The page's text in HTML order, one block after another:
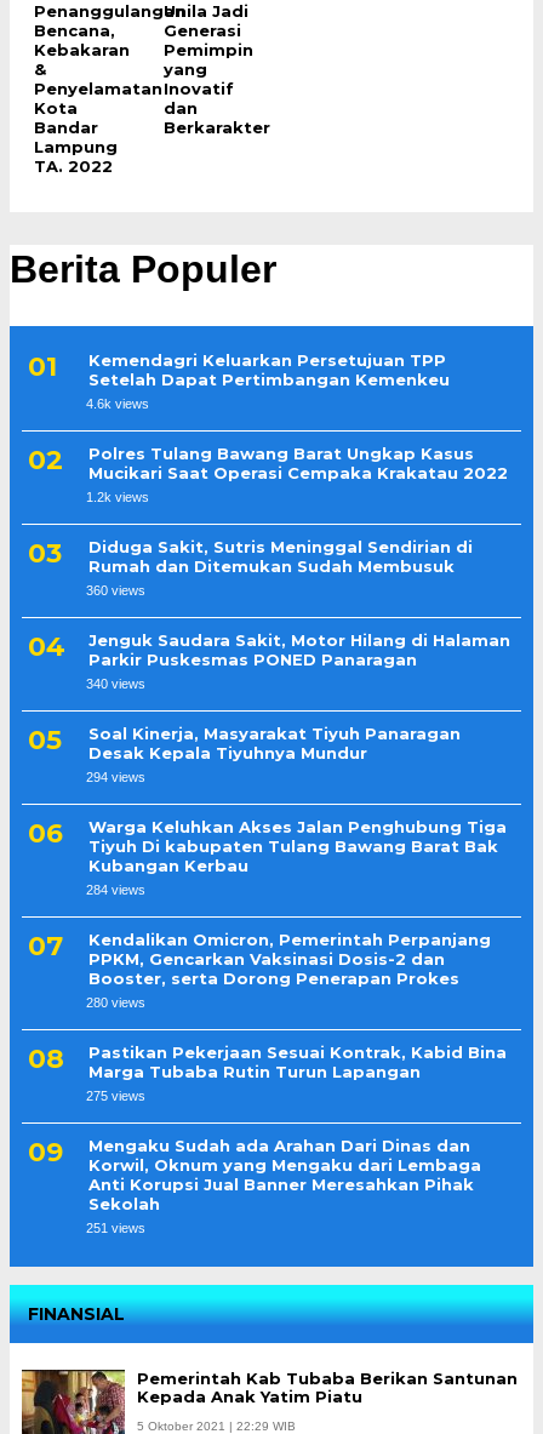
Penanggulangan
Bencana,
Kebakaran
&
Penyelamatan
Kota
Bandar
Lampung
TA. 2022
Unila Jadi
Generasi
Pemimpin
yang
Inovatif
dan
Berkarakter
Berita Populer
Kemendagri Keluarkan Persetujuan TPP
Setelah Dapat Pertimbangan Kemenkeu
4.6k views
Polres Tulang Bawang Barat Ungkap Kasus
Mucikari Saat Operasi Cempaka Krakatau 2022
1.2k views
Diduga Sakit, Sutris Meninggal Sendirian di
Rumah dan Ditemukan Sudah Membusuk
360 views
Jenguk Saudara Sakit, Motor Hilang di Halaman
Parkir Puskesmas PONED Panaragan
340 views
Soal Kinerja, Masyarakat Tiyuh Panaragan
Desak Kepala Tiyuhnya Mundur
294 views
Warga Keluhkan Akses Jalan Penghubung Tiga
Tiyuh Di kabupaten Tulang Bawang Barat Bak
Kubangan Kerbau
284 views
Kendalikan Omicron, Pemerintah Perpanjang
PPKM, Gencarkan Vaksinasi Dosis-2 dan
Booster, serta Dorong Penerapan Prokes
280 views
Pastikan Pekerjaan Sesuai Kontrak, Kabid Bina
Marga Tubaba Rutin Turun Lapangan
275 views
Mengaku Sudah ada Arahan Dari Dinas dan
Korwil, Oknum yang Mengaku dari Lembaga
Anti Korupsi Jual Banner Meresahkan Pihak
Sekolah
251 views
FINANSIAL
Pemerintah Kab Tubaba Berikan Santunan
Kepada Anak Yatim Piatu
5 Oktober 2021 | 22:29 WIB